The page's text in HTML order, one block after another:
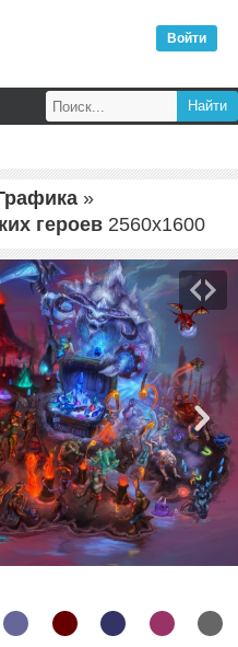
Войти
»
героев 2560x1600